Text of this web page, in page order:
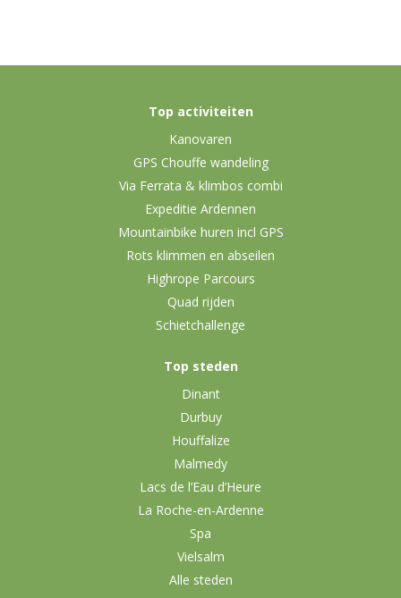
Top activiteiten
Kanovaren
GPS Chouffe wandeling
Via Ferrata & klimbos combi
Expeditie Ardennen
Mountainbike huren incl GPS
Rots klimmen en abseilen
Highrope Parcours
Quad rijden
Schietchallenge
Top steden
Dinant
Durbuy
Houffalize
Malmedy
Lacs de l’Eau d’Heure
La Roche-en-Ardenne
Spa
Vielsalm
Alle steden